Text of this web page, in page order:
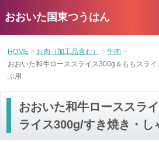
おおいた国東つうはん
HOME お肉（加工品含む）
牛肉
おおいた和牛ローススライス300g＆ももスラ
ぶ用
おおいた和牛ローススラ
ライス300g/すき焼き・し